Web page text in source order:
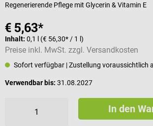
Regenerierende Pflege mit Glycerin & Vitamin E
€ 5,63*
Inhalt: 0,1 l (€ 56,30* / 1 l)
Preise inkl. MwSt. zzgl. Versandkosten
Sofort verfügbar | Zustellung voraussichtlich
Verwendbar bis: 31.08.2027
In den